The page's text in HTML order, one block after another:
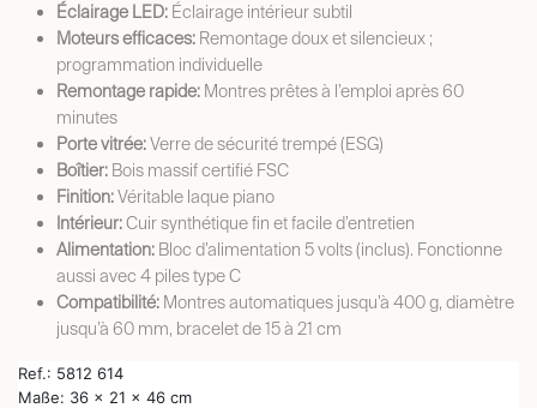
Éclairage LED: Éclairage intérieur subtil
Moteurs efficaces: Remontage doux et silencieux ;
programmation individuelle
Remontage rapide: Montres prêtes à l’emploi après 60
minutes
Porte vitrée:Verre de sécurité trempé (ESG)
Boîtier: Bois massif certifié FSC
Finition:Véritable laque piano
Intérieur:Cuir synthétique fin et facile d’entretien
Alimentation: Bloc d’alimentation 5 volts (inclus). Fonctionne
aussi avec 4 piles type C
Compatibilité: Montres automatiques jusqu’à 400 g, diamètre
jusqu’à 60 mm, bracelet de 15 à 21 cm
Ref.: 5812 614
Maße: 36 x 21 x 46 cm